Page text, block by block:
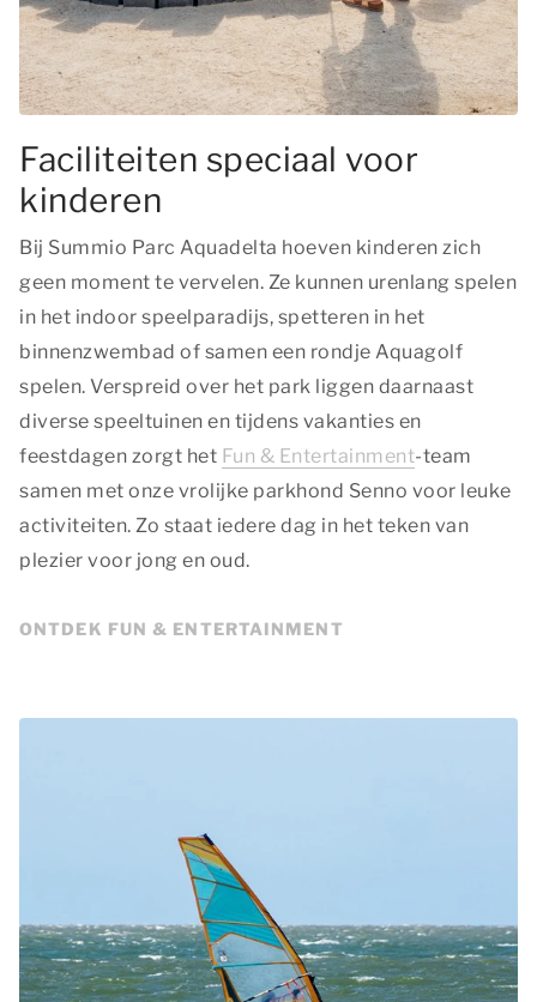
Faciliteiten speciaal voor
kinderen
Bij Summio Parc Aquadelta hoeven kinderen zich
geen moment te vervelen. Ze kunnen urenlang spelen
in het indoor speelparadijs, spetteren in het
binnenzwembad of samen een rondje Aquagolf
spelen. Verspreid over het park liggen daarnaast
diverse speeltuinen en tijdens vakanties en
feestdagen zorgt het Fun & Entertainment-team
samen met onze vrolijke parkhond Senno voor leuke
activiteiten. Zo staat iedere dag in het teken van
plezier voor jong en oud.
ONTDEK FUN & ENTERTAINMENT